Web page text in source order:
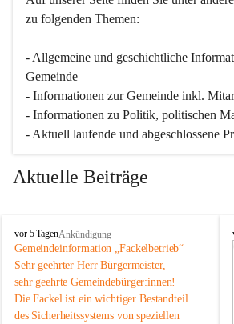
zu folgenden Themen:
- Allgemeine und geschichtliche
Gemeinde
- Informationen zur Gemeinde inkl.
- Informationen zu Politik, politischen
- Aktuell laufende und abgeschlossene
Aktuelle Beiträge
A
d
e
r
k
l
a
vor 5 TagenAnkündigung
Gemeindeinformation „Fackelbetrieb“
Sehr geehrter Herr Bürgermeister,
sehr geehrte Gemeindebürger:innen!
Die Fackel ist ein wichtiger Bestandteil
des Sicherheitssystems von speziellen